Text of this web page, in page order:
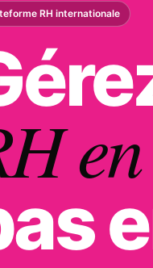
RH internationale